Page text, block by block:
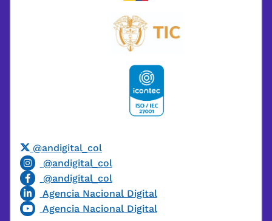
@andigital_col
@andigital_col
@andigital_col
Agencia Nacional Digital
Agencia Nacional Digital